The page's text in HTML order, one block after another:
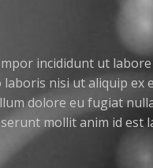
incididunt ut
nisi ut aliquip ex
dolore eu fugiat
mollit anim id est